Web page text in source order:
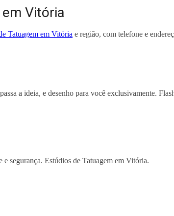
Vitória
Tatuagem em Vitória e região, com telefone e
a ideia, e desenho para você exclusivamente.
segurança. Estúdios de Tatuagem em Vitória.